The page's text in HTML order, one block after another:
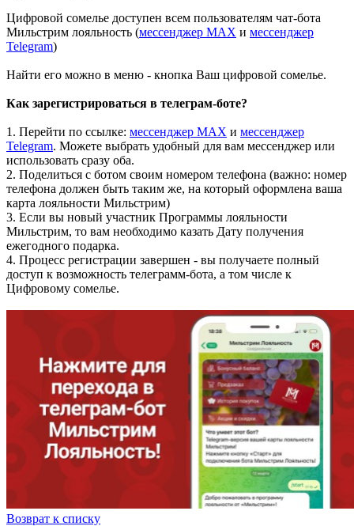
Цифровой сомелье доступен всем пользователям чат-бота
Мильстрим лояльность (мессенджер МАХ и мессенджер
Telegram)
Найти его можно в меню - кнопка Ваш цифровой сомелье.
Как зарегистрироваться в телеграм-боте?
1. Перейти по ссылке: мессенджер МАХ и мессенджер
Telegram. Можете выбрать удобный для вам мессенджер или
использовать сразу оба.
2. Поделиться с ботом своим номером телефона (важно: номер
телефона должен быть таким же, на который оформлена ваша
карта лояльности Мильстрим)
3. Если вы новый участник Программы лояльности
Мильстрим, то вам необходимо казать Дату получения
ежегодного подарка.
4. Процесс регистрации завершен - вы получаете полный
доступ к возможность телеграмм-бота, а том числе к
Цифровому сомелье.
Возврат к списку